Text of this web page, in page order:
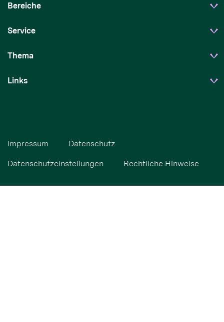
Bereiche
Service
Thema
Links
Impressum Datenschutz
Datenschutzeinstellungen Rechtliche Hinweise